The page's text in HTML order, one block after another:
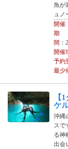
魚が
ュノ
開催
期
間
開催
予約
最少
【
ケ
沖縄
スで
る神
出会